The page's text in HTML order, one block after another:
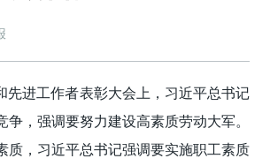
先进工作者表彰大会上，习近平总书记
，强调要努力建设高素质劳动大军。
质，习近平总书记强调要实施职工素质